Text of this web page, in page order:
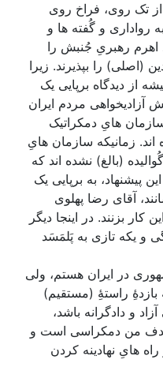
تک روی، فراخ روی
رواداری و گُفته ها و
اهرم رهبریِ جُنبش را
(اصلی) را بپذیرند. زیرا
از دیدگاه برپایی یک
آزادیخواهی مردم ایران
سازمان هایِ دمکراتیک
اند. زمانیکه سازمان هایِ
(بالغ) نشده اند که
پیشنهاد، به برپایی یک
آقای رضا پهلوی
کار بزنند. در اینجا دیگر
و یکه تازی به پَلمَسَد
در ایران هستم، ولی
راستۀِ (مستقیم)
و دادگرانه باشد،
من دمکراسی است و
هایِ نهادینه کردن